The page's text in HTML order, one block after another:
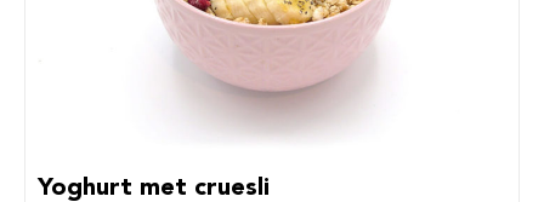
Yoghurt met cruesli